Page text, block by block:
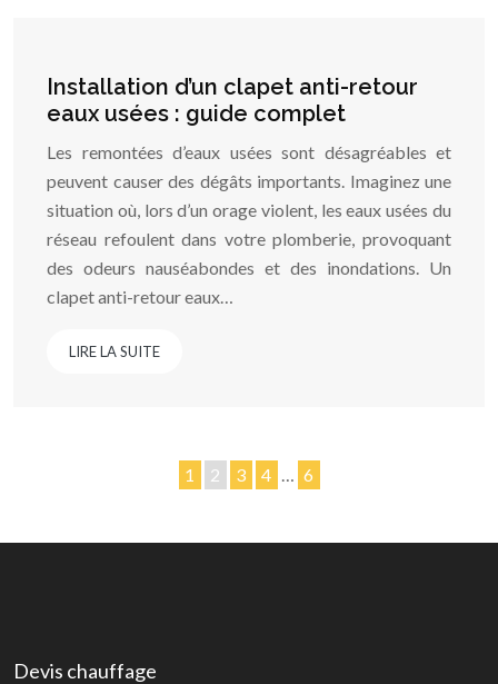
Installation d’un clapet anti-retour
eaux usées : guide complet
Les remontées d’eaux usées sont désagréables et
peuvent causer des dégâts importants. Imaginez une
situation où, lors d’un orage violent, les eaux usées du
réseau refoulent dans votre plomberie, provoquant
des odeurs nauséabondes et des inondations. Un
clapet anti-retour eaux…
LIRE LA SUITE
1 2 3 4 … 6
Devis chauffage